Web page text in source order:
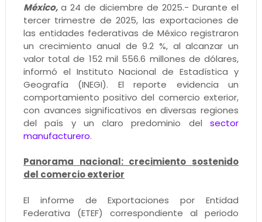
México, a 24 de diciembre de 2025.- Durante el
tercer trimestre de 2025, las exportaciones de
las entidades federativas de México registraron
un crecimiento anual de 9.2 %, al alcanzar un
valor total de 152 mil 556.6 millones de dólares,
informó el Instituto Nacional de Estadística y
Geografía (INEGI). El reporte evidencia un
comportamiento positivo del comercio exterior,
con avances significativos en diversas regiones
del país y un claro predominio delsector
manufacturero.
Panorama nacional: crecimiento sostenido
del comercio exterior
El informe de Exportaciones por Entidad
Federativa (ETEF) correspondiente al periodo